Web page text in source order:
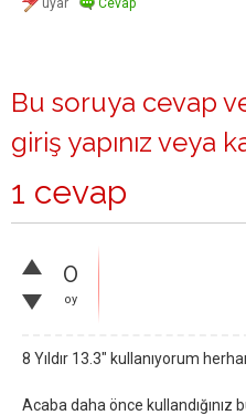
Bu soruya cevap
giriş yapınız veya
1 cevap
0
oy
8 Yıldır 13.3" kullanıyorum
Acaba daha önce